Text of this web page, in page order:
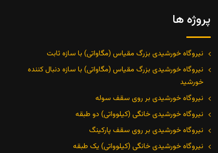
پروژه ها
نیروگاه خورشیدی بزرگ مقیاس (مگاواتی) با سازه ثابت
نیروگاه خورشیدی بزرگ مقیاس (مگاواتی) با سازه دنبال کننده
خورشید
نیروگاه خورشیدی بر روی سقف سوله
نیروگاه خورشیدی خانگی (کیلوواتی) دو طبقه
نیروگاه خورشیدی بر روی سقف پارکینگ
نیروگاه خورشیدی خانگی (کیلوواتی) یک طبقه